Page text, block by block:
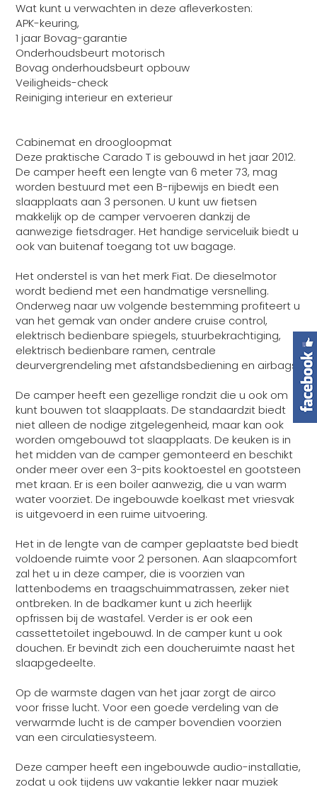
Wat kunt u verwachten in deze afleverkosten:
APK-keuring,
1 jaar Bovag-garantie
Onderhoudsbeurt motorisch
Bovag onderhoudsbeurt opbouw
Veiligheids-check
Reiniging interieur en exterieur
Cabinemat en droogloopmat
Deze praktische Carado T is gebouwd in het jaar 2012.
De camper heeft een lengte van 6 meter 73, mag
worden bestuurd met een B-rijbewijs en biedt een
slaapplaats aan 3 personen. U kunt uw fietsen
makkelijk op de camper vervoeren dankzij de
aanwezige fietsdrager. Het handige serviceluik biedt u
ook van buitenaf toegang tot uw bagage.
Het onderstel is van het merk Fiat. De dieselmotor
wordt bediend met een handmatige versnelling.
Onderweg naar uw volgende bestemming profiteert u
van het gemak van onder andere cruise control,
elektrisch bedienbare spiegels, stuurbekrachtiging,
elektrisch bedienbare ramen, centrale
deurvergrendeling met afstandsbediening en airbags.
De camper heeft een gezellige rondzit die u ook om
kunt bouwen tot slaapplaats. De standaardzit biedt
niet alleen de nodige zitgelegenheid, maar kan ook
worden omgebouwd tot slaapplaats. De keuken is in
het midden van de camper gemonteerd en beschikt
onder meer over een 3-pits kooktoestel en gootsteen
met kraan. Er is een boiler aanwezig, die u van warm
water voorziet. De ingebouwde koelkast met vriesvak
is uitgevoerd in een ruime uitvoering.
Het in de lengte van de camper geplaatste bed biedt
voldoende ruimte voor 2 personen. Aan slaapcomfort
zal het u in deze camper, die is voorzien van
lattenbodems en traagschuimmatrassen, zeker niet
ontbreken. In de badkamer kunt u zich heerlijk
opfrissen bij de wastafel. Verder is er ook een
cassettetoilet ingebouwd. In de camper kunt u ook
douchen. Er bevindt zich een doucheruimte naast het
slaapgedeelte.
Op de warmste dagen van het jaar zorgt de airco
voor frisse lucht. Voor een goede verdeling van de
verwarmde lucht is de camper bovendien voorzien
van een circulatiesysteem.
Deze camper heeft een ingebouwde audio-installatie,
zodat u ook tijdens uw vakantie lekker naar muziek